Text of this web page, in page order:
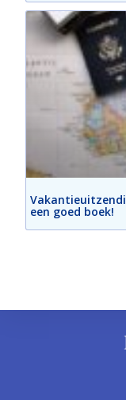
een goed boek!